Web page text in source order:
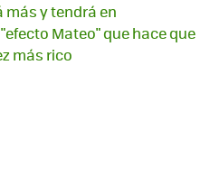
más y tendrá en
Mateo" que hace que
más rico